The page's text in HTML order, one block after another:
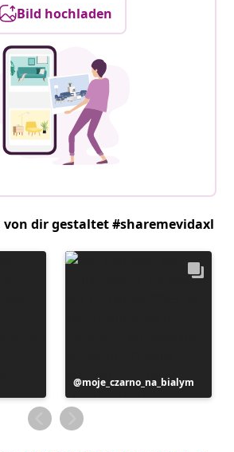
Bild hochladen
von dir gestaltet #sharemevidaxl
Beitrag
veröffentlicht
von
moje_czarno_na_bialym